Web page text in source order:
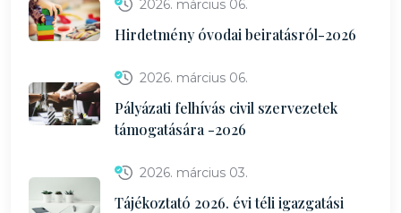
2026. március 06.
Hirdetmény óvodai beiratásról-2026
2026. március 06.
Pályázati felhívás civil szervezetek
támogatására -2026
2026. március 03.
Tájékoztató 2026. évi téli igazgatási